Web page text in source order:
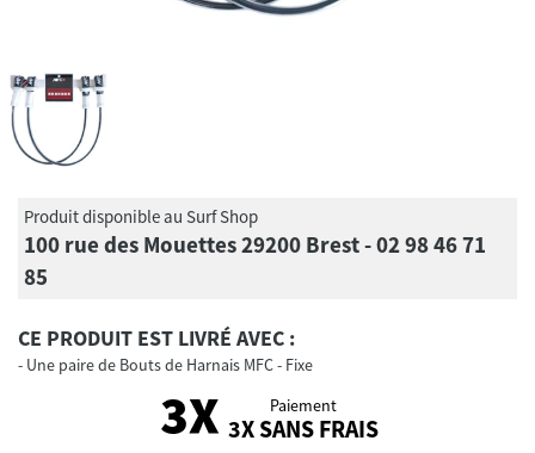
Produit disponible au Surf Shop
100 rue des Mouettes 29200 Brest - 02 98 46 71
85
CE PRODUIT EST LIVRÉ AVEC :
Une paire de Bouts de Harnais MFC - Fixe
Paiement
3X SANS FRAIS